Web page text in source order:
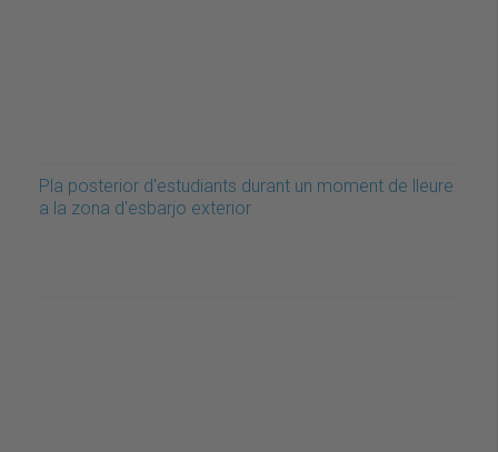
Pla posterior d'estudiants durant un moment de lleure
a la zona d'esbarjo exterior